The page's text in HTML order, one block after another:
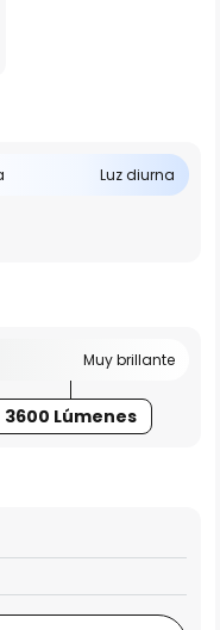
Luz diurna
Muy brillante
3600 Lúmenes